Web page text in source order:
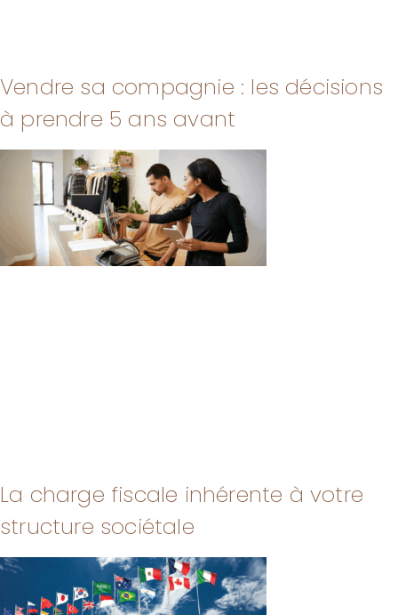
Vendre sa compagnie : les décisions
à prendre 5 ans avant
La charge fiscale inhérente à votre
structure sociétale